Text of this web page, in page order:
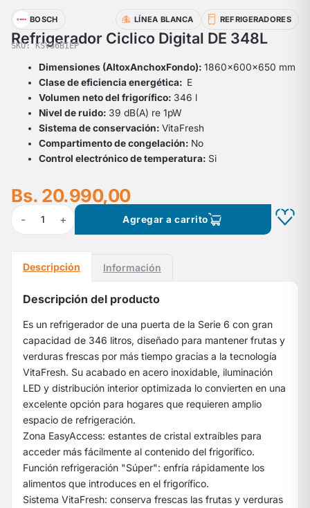
BOSCH LÍNEA BLANCA REFRIGERADORES
Refrigerador Ciclico Digital DE 348L
SKU: KSV36BIEP
Dimensiones (AltoxAnchoxFondo): 1860x600x650 mm
Clase de eficiencia energética: E
Volumen neto del frigorífico: 346 l
Nivel de ruido: 39 dB(A) re 1pW
Sistema de conservación: VitaFresh
Compartimento de congelación: No
Control electrónico de temperatura: Si
Bs. 20.990,00
- 1 + Agregar a carrito
Descripción Información
Descripción del producto
Es un refrigerador de una puerta de la Serie 6 con gran
capacidad de 346 litros, diseñado para mantener frutas y
verduras frescas por más tiempo gracias a la tecnología
VitaFresh. Su acabado en acero inoxidable, iluminación
LED y distribución interior optimizada lo convierten en una
excelente opción para hogares que requieren amplio
espacio de refrigeración.
Zona EasyAccess: estantes de cristal extraíbles para
acceder más fácilmente al contenido del frigorífico.
Función refrigeración "Súper": enfría rápidamente los
alimentos que introduces en el frigorífico.
Sistema VitaFresh: conserva frescas las frutas y verduras